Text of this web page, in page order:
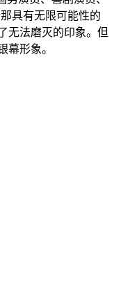
具有无限可能性的
无法磨灭的印象。但
幕形象。